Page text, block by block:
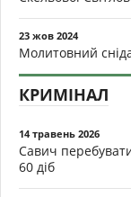
23 жов 2024
Молитовний
КРИМІНАЛ
14 травень 2026
Савич
60 діб